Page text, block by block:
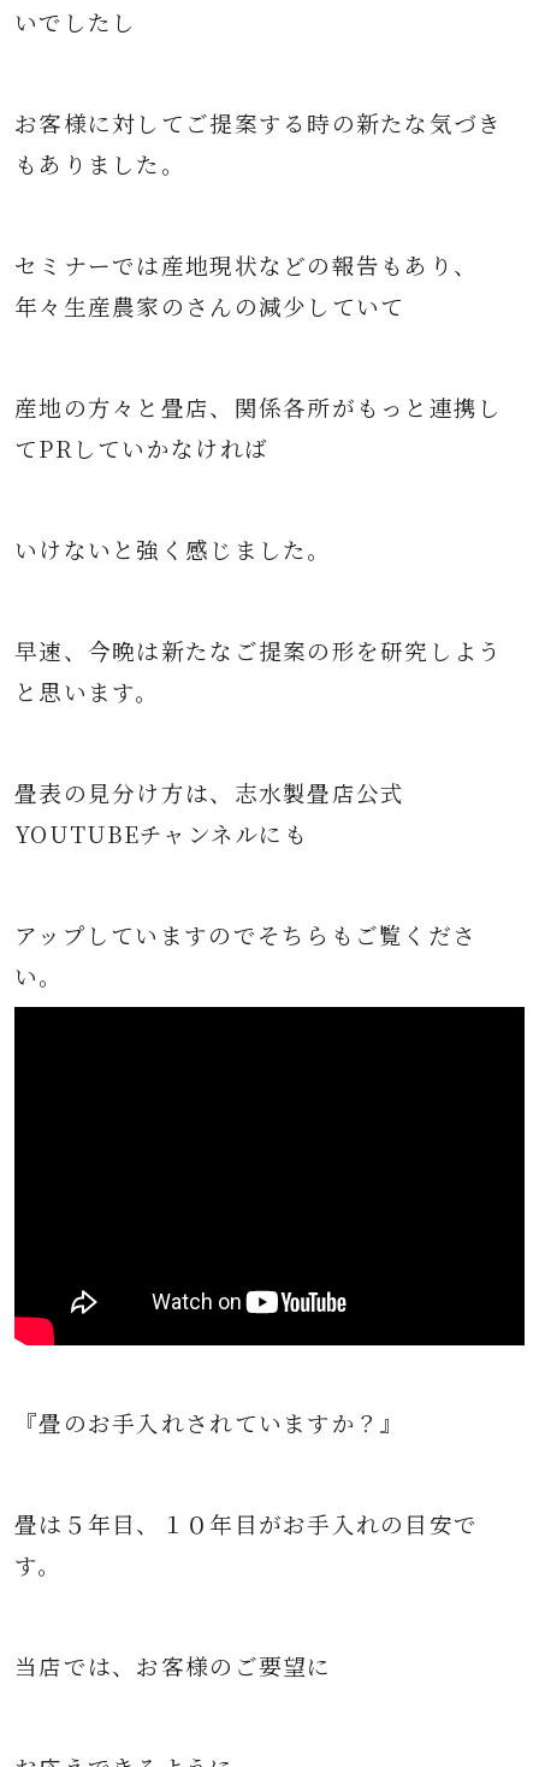
いでしたし
お客様に対してご提案する時の新たな気づき
もありました。
セミナーでは産地現状などの報告もあり、
年々生産農家のさんの減少していて
産地の方々と畳店、関係各所がもっと連携し
てPRしていかなければ
いけないと強く感じました。
早速、今晩は新たなご提案の形を研究しよう
と思います。
畳表の見分け方は、志水製畳店公式
YOUTUBEチャンネルにも
アップしていますのでそちらもご覧くださ
い。
『畳のお手入れされていますか？』
畳は５年目、１０年目がお手入れの目安で
す。
当店では、お客様のご要望に